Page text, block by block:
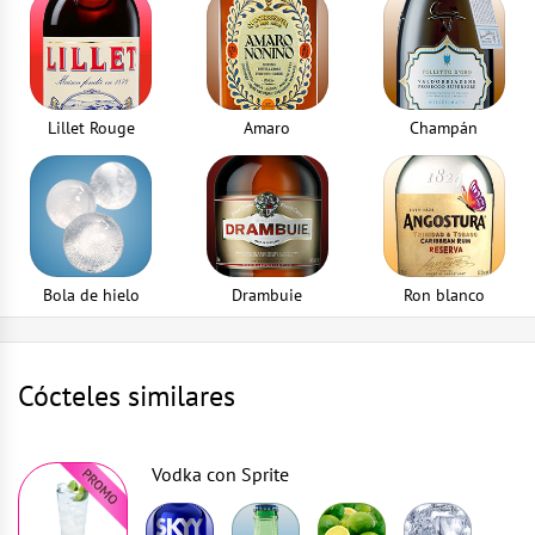
1 parte
Lillet Rouge Amaro Champán
Bola de hielo Drambuie Ron blanco
Cócteles similares
Vodka con Sprite